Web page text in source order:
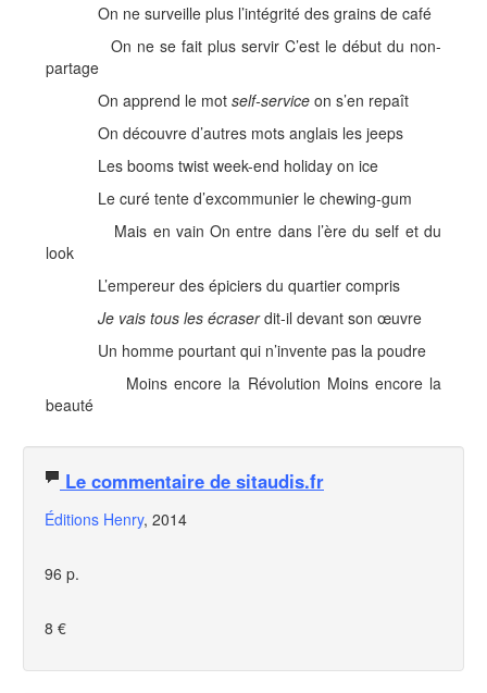
On ne surveille plus l’intégrité des grains de café
On ne se fait plus servir C’est le début du non-
partage
On apprend le mot self-service on s’en repaît
On découvre d’autres mots anglais les jeeps
Les booms twist week-end holiday on ice
Le curé tente d’excommunier le chewing-gum
Mais en vain On entre dans l’ère du self et du
look
L’empereur des épiciers du quartier compris
Je vais tous les écraserdit-il devant son œuvre
Un homme pourtant qui n’invente pas la poudre
Moins encore la Révolution Moins encore la
beauté
Le commentaire de sitaudis.fr
Éditions Henry, 2014
96 p.
8 €